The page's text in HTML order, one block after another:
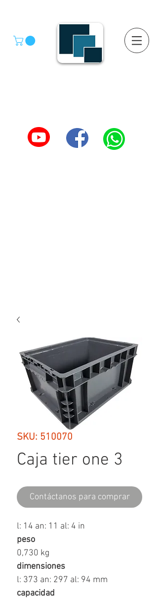
SKU: 510070
Caja tier one 3
Contáctanos para comprar
l: 14 an: 11 al: 4 in
peso
0,730 kg
dimensiones
l: 373 an: 297 al: 94 mm
capacidad